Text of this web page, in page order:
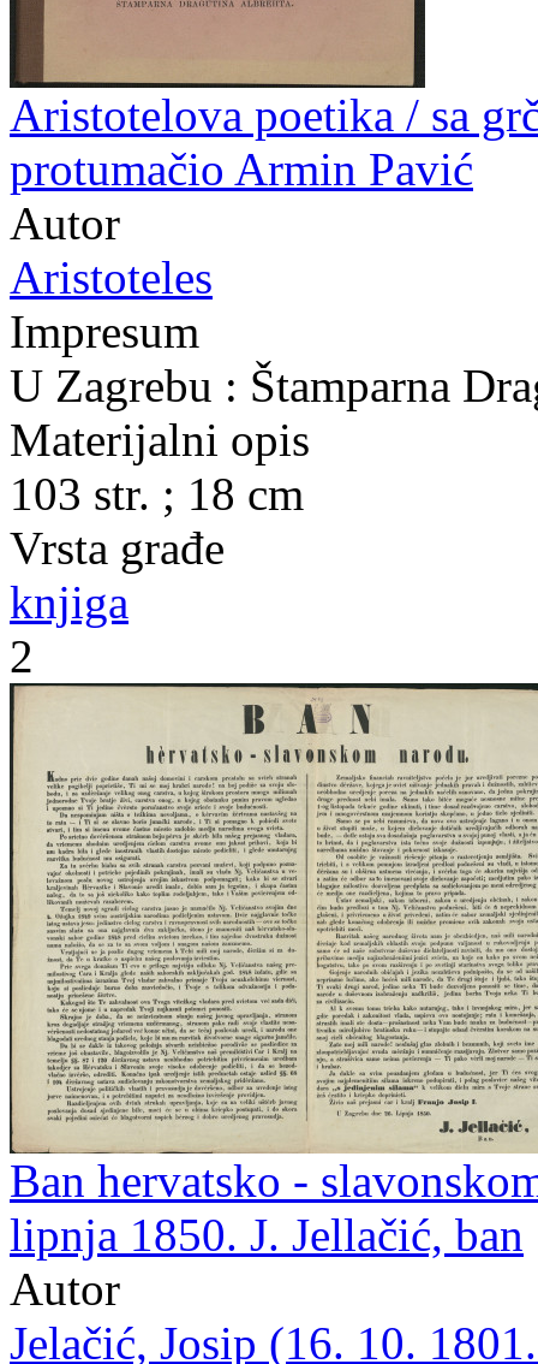
Aristotelova poetika / sa
protumačio Armin Pavić
Autor
Aristoteles
Impresum
U Zagrebu : Štamparna
Materijalni opis
103 str. ; 18 cm
Vrsta građe
knjiga
2
Ban hervatsko -
lipnja 1850. J. Jellačić, ban
Autor
Jelačić, Josip (16. 10.